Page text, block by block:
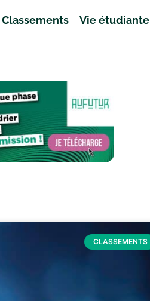
Classements Vie étudiante
CLASSEMENTS